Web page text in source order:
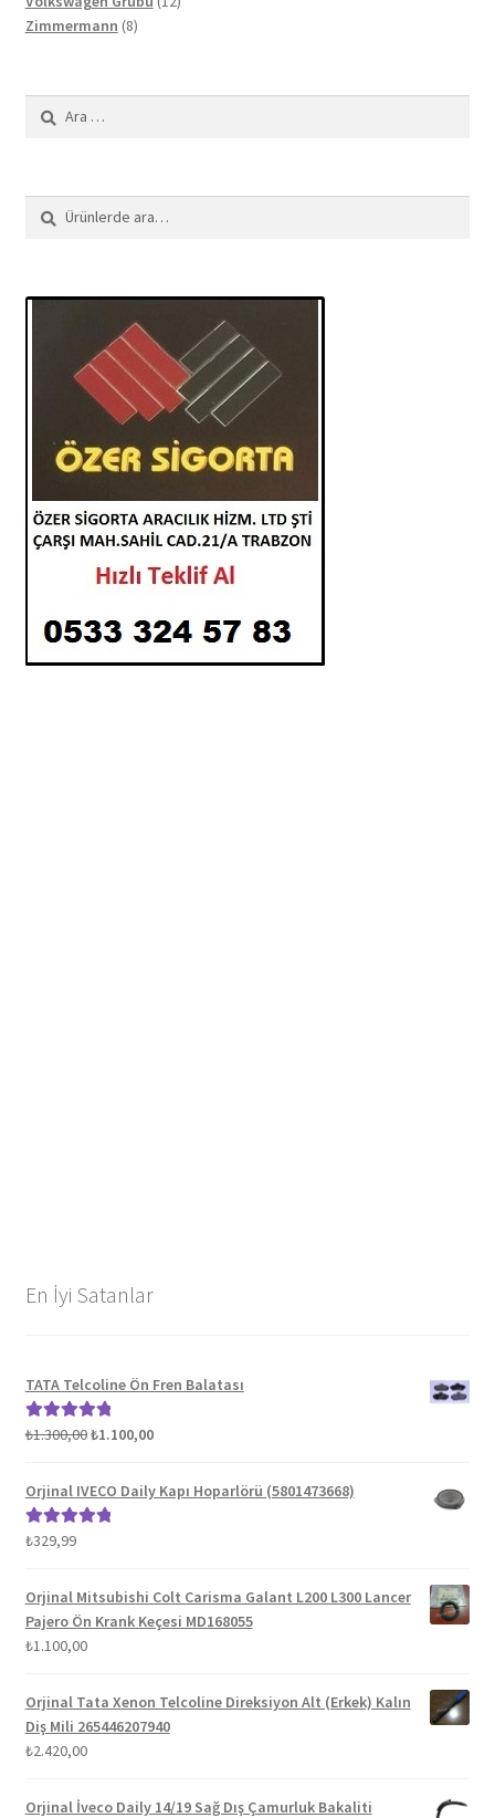
Zimmermann 88
Arama:
Ara:
Ara
En İyi Satanlar
TATA Telcoline Ön Fren Balatası
5 üzerinden
₺1.300,00Orijinal
₺1.300,00.
₺1.100,00Şu
fiyat:
₺1.100,00.
Orjinal IVECO Daily Kapı Hoparlörü (5801473668)
5 üzerinden
₺329,99
Orjinal Mitsubishi Colt Carisma Galant L200 L300 Lancer
Pajero Ön Krank Keçesi MD168055
₺1.100,00
Orjinal Tata Xenon Telcoline Direksiyon Alt (Erkek) Kalın
Diş Mili 265446207940
₺2.420,00
Orjinal İveco Daily 14/19 Sağ Dış Çamurluk Bakaliti